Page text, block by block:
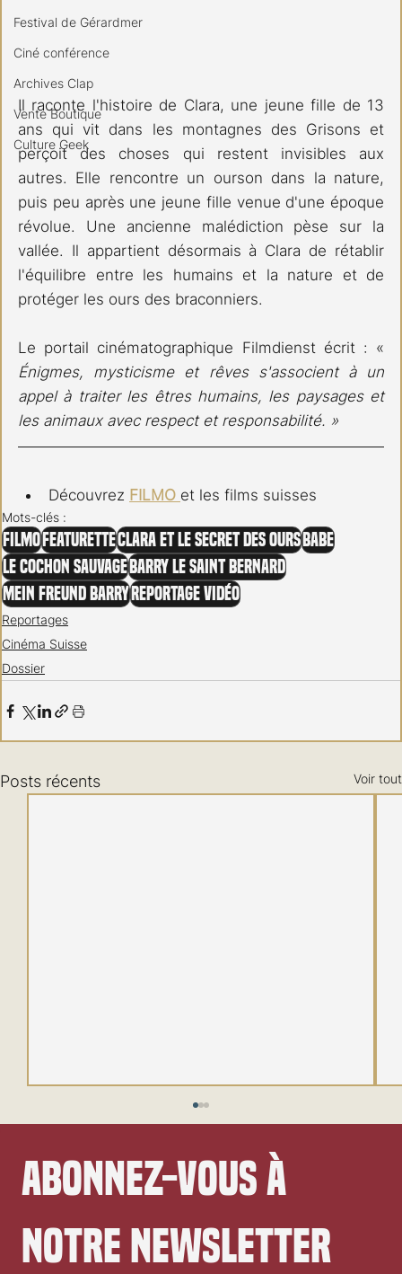
Festival de Gérardmer
Ciné conférence
Archives Clap
Vente Boutique
Culture Geek
Il raconte l'histoire de Clara, une jeune fille de 13
ans qui vit dans les montagnes des Grisons et
perçoit des choses qui restent invisibles aux
autres. Elle rencontre un ourson dans la nature,
puis peu après une jeune fille venue d'une époque
révolue. Une ancienne malédiction pèse sur la
vallée. Il appartient désormais à Clara de rétablir
l'équilibre entre les humains et la nature et de
protéger les ours des braconniers.
Énigmes, mysticisme et rêves s'associent à un
appel à traiter les êtres humains, les paysages et
les animaux avec respect et responsabilité. »
Découvrez FILMO et les films suisses
Mots-clés :
FILMO FeaturetteClara et le secret des ours Babe
le cochon sauvage Barry le saint bernard
Mein freund Barry Reportage vidéo
Reportages
Cinéma Suisse
Dossier
Posts récents Voir tout
Abonnez-vous à
notre newsletter